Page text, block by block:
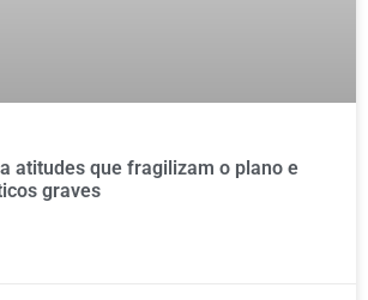
atitudes que fragilizam o plano e
graves